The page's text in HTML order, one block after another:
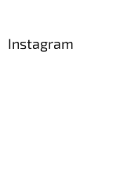
Instagram